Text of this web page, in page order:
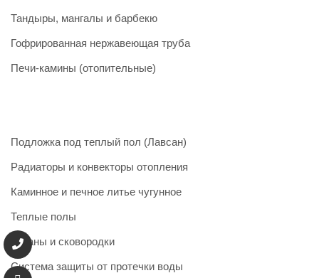
Тандыры, мангалы и барбекю
Гофрированная нержавеющая труба
Печи-камины (отопительные)
Подложка под теплый пол (Лавсан)
Радиаторы и конвекторы отопления
Каминное и печное литье чугунное
Теплые полы
Казаны и сковородки
Система защиты от протечки воды